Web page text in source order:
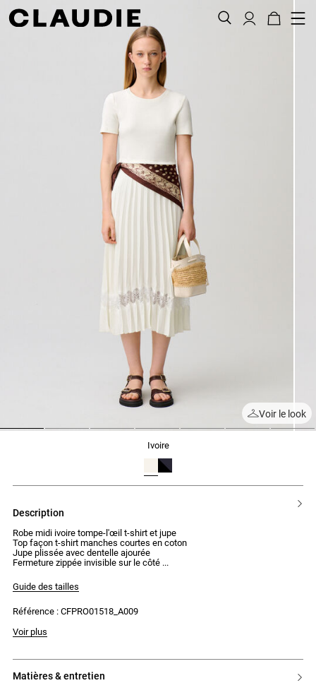
Voir le look
ivoire
description
Robe midi ivoire tompe-l'œil t-shirt et jupe
Top façon t-shirt manches courtes en coton
Jupe plissée avec dentelle ajourée
Fermeture zippée invisible sur le côté
Guide des tailles
Référence : CFPRO01518_A009
La mannequin mesure 1m74 et porte une taille T36
Voir plus
matières & entretien